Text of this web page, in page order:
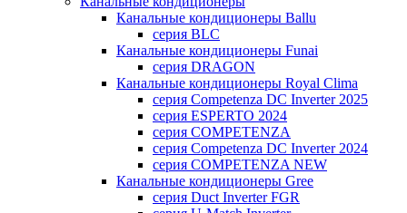
Канальные кондиционеры Ballu
серия BLC
Канальные кондиционеры Funai
серия DRAGON
Канальные кондиционеры Royal Clima
серия Competenza DC Inverter 2025
серия ESPERTO 2024
серия COMPETENZA
серия Competenza DC Inverter 2024
серия COMPETENZA NEW
Канальные кондиционеры Gree
серия Duct Inverter FGR